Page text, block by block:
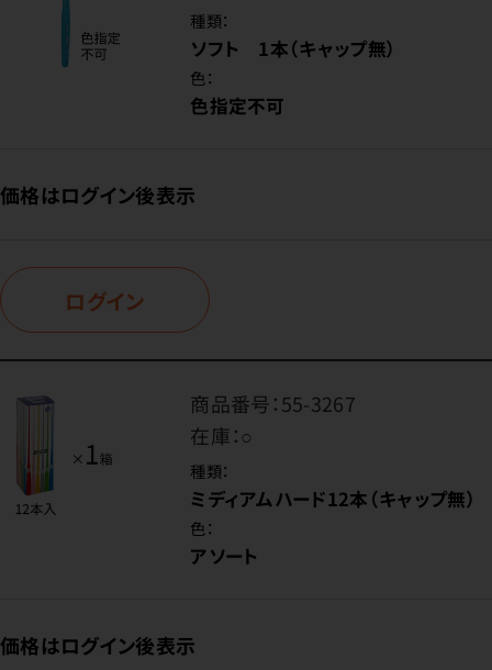
種類：
ソフト 1本（キャップ無）
色：
色指定不可
価格はログイン後表示
ログイン
商品番号：55-3267
在庫：○
種類：
ミディアムハード12本（キャップ無）
色：
アソート
価格はログイン後表示